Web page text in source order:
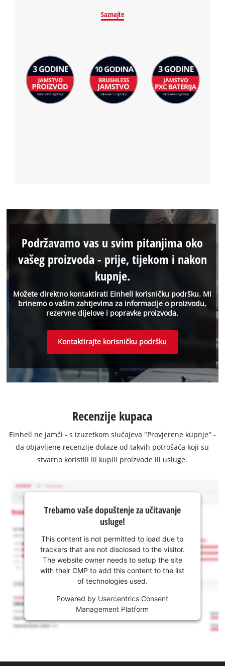
Saznajte
Možete direktno kontaktirati Einhell korisničku podršku. Mi
brinemo o vašim zahtjevima za informacije o proizvodu,
rezervne dijelove i popravke proizvoda.
Podržavamo vas u svim pitanjima oko
vašeg proizvoda - prije, tijekom i nakon
kupnje.
Kontaktirajte korisničku podršku
Recenzije kupaca
Einhell ne jamči - s izuzetkom slučajeva "Provjerene kupnje" -
da objavljene recenzije dolaze od takvih potrošača koji su
stvarno koristili ili kupili proizvode ili usluge.
Trebamo vaše dopuštenje za učitavanje
usluge!
This content is not permitted to load due to
trackers that are not disclosed to the visitor.
The website owner needs to setup the site
with their CMP to add this content to the list
of technologies used.
Powered by Usercentrics Consent
Management Platform